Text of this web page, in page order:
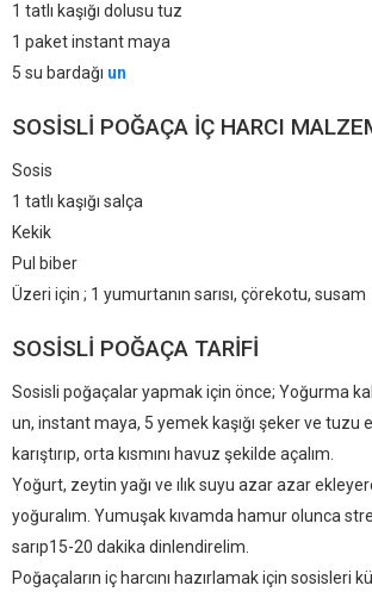
1 tatlı kaşığı dolusu tuz
1 paket instant maya
5 su bardağı un
SOSISLI POĞAÇA IÇ HARCI
Sosis
1 tatlı kaşığı salça
Kekik
Pul biber
Üzeri için ; 1 yumurtanın sarısı, çörekotu, susam
SOSISLI POĞAÇA TARIFI
Sosisli poğaçalar yapmak için önce; Yoğurma
un, instant maya, 5 yemek kaşığı şeker ve tuzu
karıştırıp, orta kısmını havuz şekilde açalım.
Yoğurt, zeytin yağı ve ılık suyu azar azar
yoğuralım. Yumuşak kıvamda hamur olunca
sarıp15-20 dakika dinlendirelim.
Poğaçaların iç harcını hazırlamak için sosisleri